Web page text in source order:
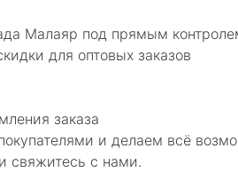
Малаяр под прямым
для оптовых заказов
заказа
и делаем всё
свяжитесь с нами.